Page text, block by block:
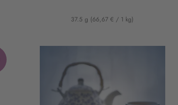
37.5 g (66,67 € / 1 kg)